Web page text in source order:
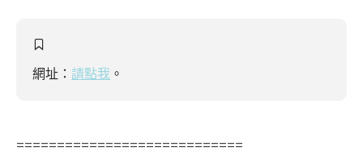
網址： 請點我 。
============================